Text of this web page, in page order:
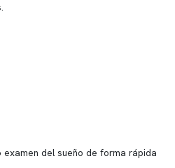
del sueño de forma rápida